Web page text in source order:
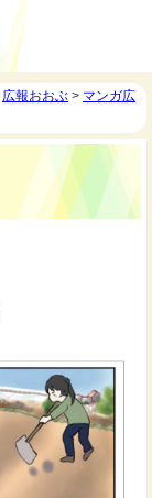
広報おおぶ > マンガ広